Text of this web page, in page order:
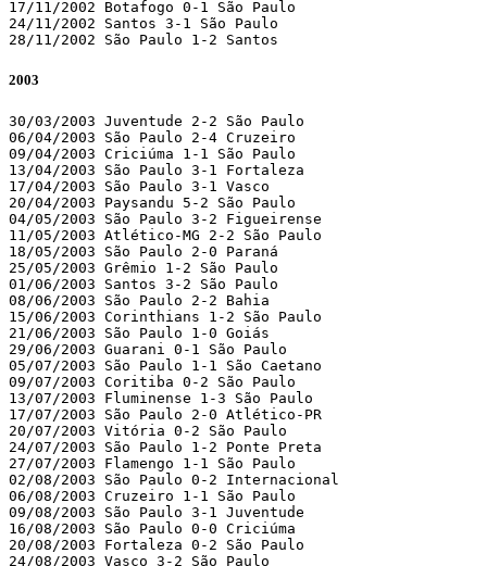
17/11/2002 Botafogo 0-1 São Paulo
24/11/2002 Santos 3-1 São Paulo
28/11/2002 São Paulo 1-2 Santos
2003
30/03/2003 Juventude 2-2 São Paulo
06/04/2003 São Paulo 2-4 Cruzeiro
09/04/2003 Criciúma 1-1 São Paulo
13/04/2003 São Paulo 3-1 Fortaleza
17/04/2003 São Paulo 3-1 Vasco
20/04/2003 Paysandu 5-2 São Paulo
04/05/2003 São Paulo 3-2 Figueirense
11/05/2003 Atlético-MG 2-2 São Paulo
18/05/2003 São Paulo 2-0 Paraná
25/05/2003 Grêmio 1-2 São Paulo
01/06/2003 Santos 3-2 São Paulo
08/06/2003 São Paulo 2-2 Bahia
15/06/2003 Corinthians 1-2 São Paulo
21/06/2003 São Paulo 1-0 Goiás
29/06/2003 Guarani 0-1 São Paulo
05/07/2003 São Paulo 1-1 São Caetano
09/07/2003 Coritiba 0-2 São Paulo
13/07/2003 Fluminense 1-3 São Paulo
17/07/2003 São Paulo 2-0 Atlético-PR
20/07/2003 Vitória 0-2 São Paulo
24/07/2003 São Paulo 1-2 Ponte Preta
27/07/2003 Flamengo 1-1 São Paulo
02/08/2003 São Paulo 0-2 Internacional
06/08/2003 Cruzeiro 1-1 São Paulo
09/08/2003 São Paulo 3-1 Juventude
16/08/2003 São Paulo 0-0 Criciúma
20/08/2003 Fortaleza 0-2 São Paulo
24/08/2003 Vasco 3-2 São Paulo